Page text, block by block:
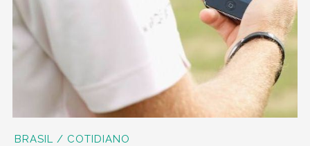
BRASIL / COTIDIANO